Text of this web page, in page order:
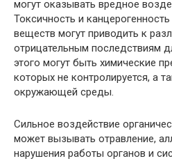
могут оказывать вредное
Токсичность и
веществ могут приводить к
отрицательным последствиям
этого могут быть химические
которых не контролируется, а
окружающей среды.
Сильное воздействие
может вызывать отравление,
нарушения работы органов и